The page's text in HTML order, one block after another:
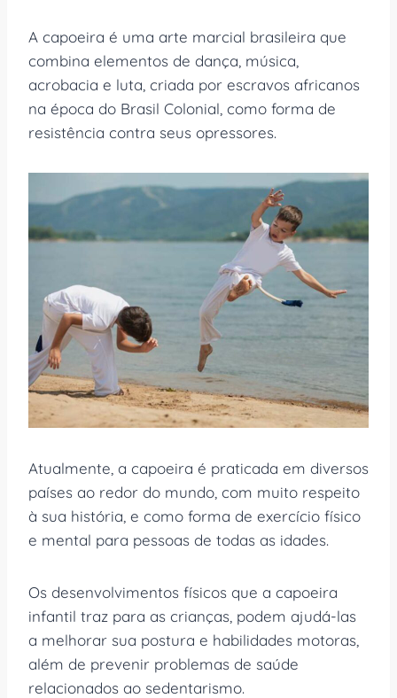
A capoeira é uma arte marcial brasileira que
combina elementos de dança, música,
acrobacia e luta, criada por escravos africanos
na época do Brasil Colonial, como forma de
resistência contra seus opressores.
Atualmente, a capoeira é praticada em diversos
países ao redor do mundo, com muito respeito
à sua história, e como forma de exercício físico
e mental para pessoas de todas as idades.
Os desenvolvimentos físicos que a capoeira
infantil traz para as crianças, podem ajudá-las
a melhorar sua postura e habilidades motoras,
além de prevenir problemas de saúde
relacionados ao sedentarismo.